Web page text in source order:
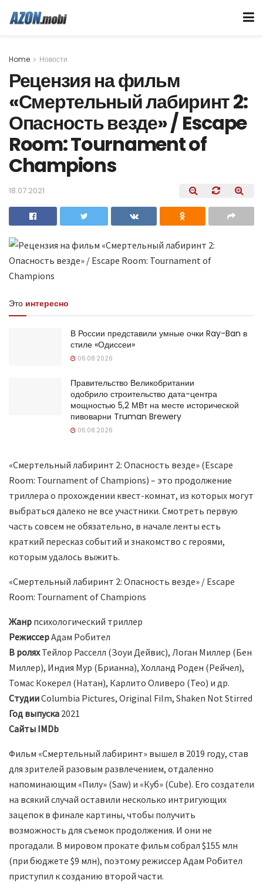
Home Новости
Рецензия на фильм
«Смертельный лабиринт 2:
Опасность везде» / Escape
Room: Tournament of
Champions
18.07.2021
Это интересно
В России представили умные очки Ray-Ban в
стиле «Одиссеи»
06.08.2026
Правительство Великобритании
одобрило строительство дата-центра
мощностью 5,2 МВт на месте исторической
пивоварни Truman Brewery
06.08.2026
«Смертельный лабиринт 2: Опасность везде» (Escape
Room: Tournament of Champions) – это продолжение
триллера о прохождении квест-комнат, из которых могут
выбраться далеко не все участники. Смотреть первую
часть совсем не обязательно, в начале ленты есть
краткий пересказ событий и знакомство с героями,
которым удалось выжить.
«Смертельный лабиринт 2: Опасность везде» / Escape
Room: Tournament of Champions
Жанр психологический триллер
РежиссерАдам Робител
В роляхТейлор Расселл (Зоуи Дейвис), Логан Миллер (Бен
Миллер), Индия Мур (Брианна), Холланд Роден (Рейчел),
Томас Кокерел (Натан), Карлито Оливеро (Тео) и др.
СтудииColumbia Pictures, Original Film, Shaken Not Stirred
Год выпуска 2021
Сайты IMDb
Фильм «Смертельный лабиринт» вышел в 2019 году, став
для зрителей разовым развлечением, отдаленно
напоминающим «Пилу» (Saw) и «Куб» (Cube). Его создатели
на всякий случай оставили несколько интригующих
зацепок в финале картины, чтобы получить
возможность для съемок продолжения. И они не
прогадали. В мировом прокате фильм собрал $155 млн
(при бюджете $9 млн), поэтому режиссер Адам Робител
приступил к созданию второй части.